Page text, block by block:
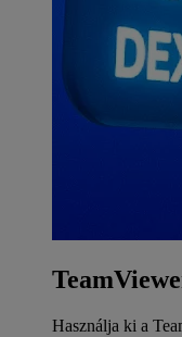
Használja ki a